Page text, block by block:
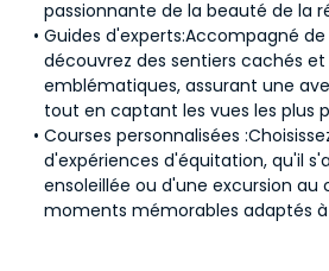
passionnante de la beauté de la
Guides d'experts:Accompagné
découvrez des sentiers cachés
emblématiques, assurant une
tout en captant les vues les plus
Courses personnalisées :
d'expériences d'équitation, qu'il
ensoleillée ou d'une excursion au
moments mémorables adaptés